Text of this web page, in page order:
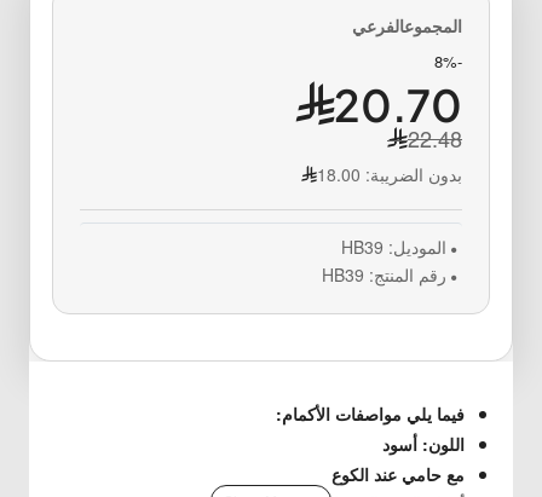
-8%
20.70
22.48
بدون الضريبة: 18.00
الموديل: HB39
رقم المنتج: HB39
فيما يلي مواصفات الأكمام:
اللون: أسود
مع حامي عند الكوع